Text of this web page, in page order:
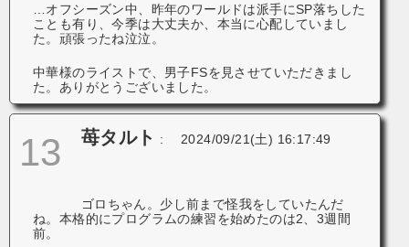
…オフシーズン中、昨年のワールドは派手にSP落ちした
ことも有り、今季は大丈夫か、本当に心配していまし
た。頑張ったね泣泣。
中華様のライストで、男子FSを見させていただきまし
た。ありがとうございました。
13 苺タルト : 2024/09/21(土) 16:17:49
ゴロちゃん。少し前まで怪我をしていたんだ
ね。本格的にプログラムの練習を始めたのは2、3週間
前。